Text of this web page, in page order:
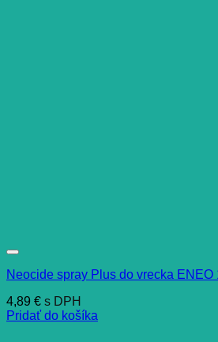
Neocide spray Plus do vrecka ENEO
4,89 € s DPH
Pridať do košíka